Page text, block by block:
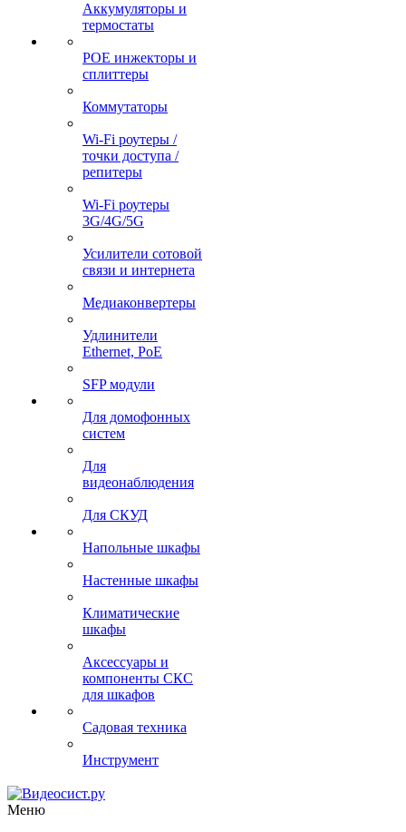
Аккумуляторы и
термостаты
POE инжекторы и
сплиттеры
Коммутаторы
Wi-Fi роутеры /
точки доступа /
репитеры
Wi-Fi роутеры
3G/4G/5G
Усилители сотовой
связи и интернета
Медиаконвертеры
Удлинители
Ethernet, PoE
SFP модули
Для домофонных
систем
Для
видеонаблюдения
Для СКУД
Напольные шкафы
Настенные шкафы
Климатические
шкафы
Аксессуары и
компоненты СКС
для шкафов
Садовая техника
Инструмент
Меню